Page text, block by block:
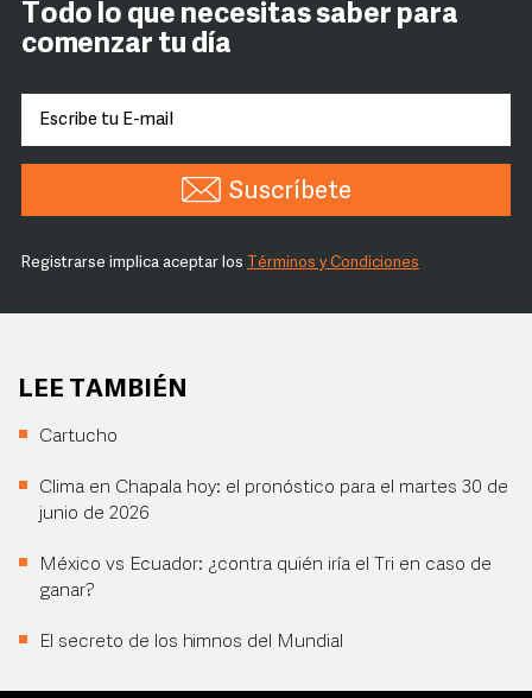
Todo lo que necesitas saber para
comenzar tu día
Suscríbete
Registrarse implica aceptar los Términos y Condiciones
LEE TAMBIÉN
Cartucho
Clima en Chapala hoy: el pronóstico para el martes 30 de
junio de 2026
México vs Ecuador: ¿contra quién iría el Tri en caso de
ganar?
El secreto de los himnos del Mundial